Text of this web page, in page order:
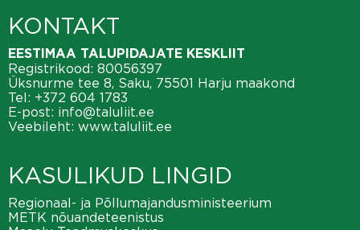
KONTAKT
EESTIMAA TALUPIDAJATE KESKLIIT
Registrikood: 80056397
Üksnurme tee 8, Saku, 75501 Harju maakond
Tel: +372 604 1783
E-post: info@taluliit.ee
Veebileht: www.taluliit.ee
KASULIKUD LINGID
Regionaal- ja Põllumajandusministeerium
METK nõuandeteenistus